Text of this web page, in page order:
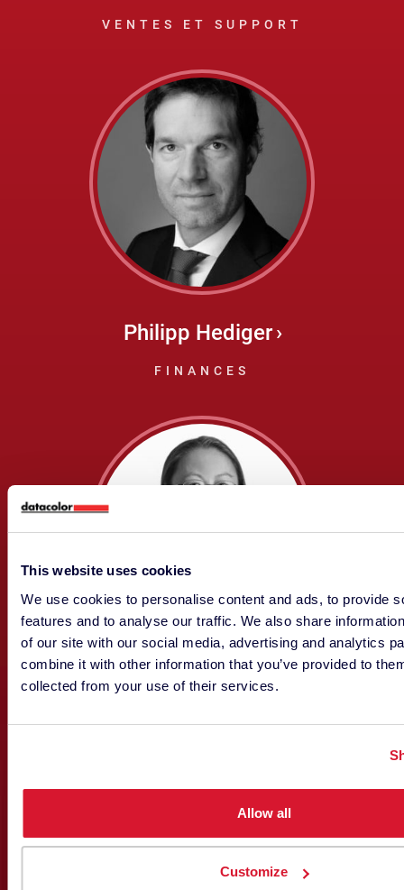
This website uses cookies
We use cookies to personalise content and ads, to provide
features and to analyse our traffic. We also share
of our site with our social media, advertising and analytics
combine it with other information that you’ve provided to
collected from your use of their services.
Allow all
Customize
VENTES ET SUPPORT
Philipp Hediger
FINANCES
J Qian Eschbach